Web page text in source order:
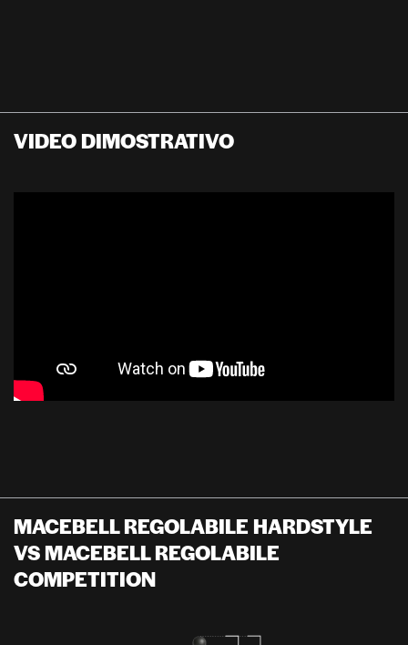
VIDEO DIMOSTRATIVO
MACEBELL REGOLABILE HARDSTYLE
VS MACEBELL REGOLABILE
COMPETITION